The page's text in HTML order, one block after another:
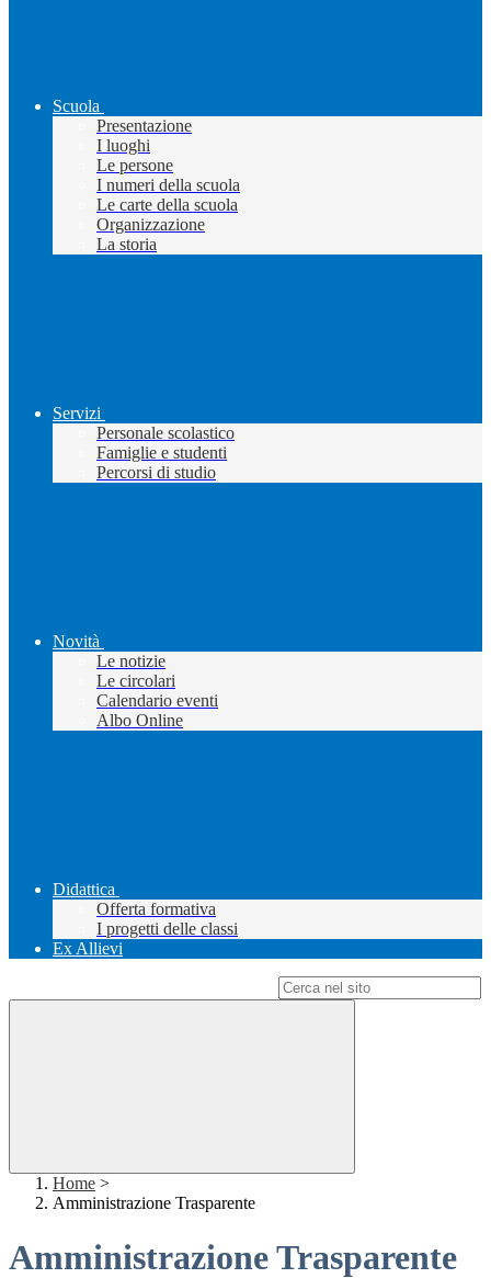
Scuola
Presentazione
I luoghi
Le persone
I numeri della scuola
Le carte della scuola
Organizzazione
La storia
Servizi
Personale scolastico
Famiglie e studenti
Percorsi di studio
Novità
Le notizie
Le circolari
Calendario eventi
Albo Online
Didattica
Offerta formativa
I progetti delle classi
Ex Allievi
Home >
Amministrazione Trasparente
Amministrazione Trasparente